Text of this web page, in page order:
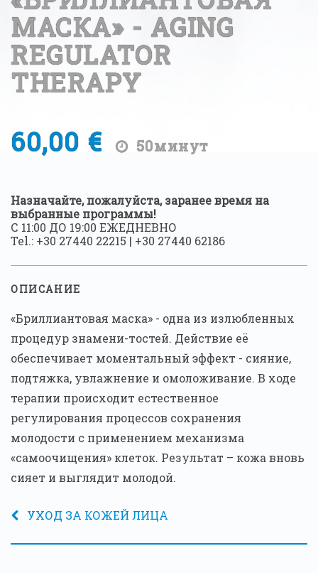
МАСКА» - AGING
REGULATOR
THERAPY
60,00 €
50минут
Назначайте, пожалуйста, заранее время на
выбранные программы!
С 11:00 ДО 19:00 ЕЖЕДНЕВНО
Tel.: +30 27440 22215 | +30 27440 62186
ОПИСАНИЕ
«Бриллиантовая маска» - одна из излюбленных
процедур знамени-тостей. Действие её
обеспечивает моментальный эффект - сияние,
подтяжка, увлажнение и омоложивание. В ходе
терапии происходит естественное
регулирования процессов сохранения
молодости с применением механизма
«самоочищения» клеток. Результат – кожа вновь
сияет и выглядит молодой.
УХОД ЗА КОЖЕЙ ЛИЦА